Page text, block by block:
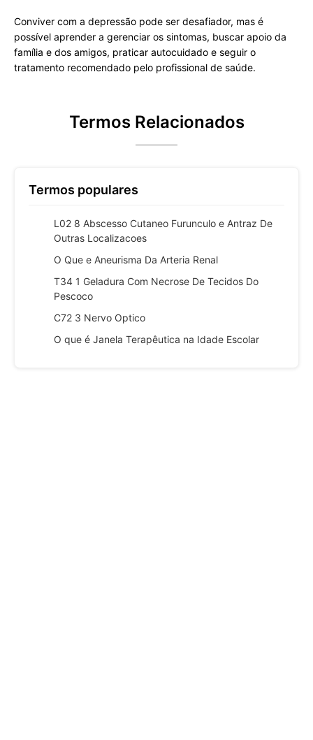
Conviver com a depressão pode ser desafiador, mas é
possível aprender a gerenciar os sintomas, buscar apoio da
família e dos amigos, praticar autocuidado e seguir o
tratamento recomendado pelo profissional de saúde.
Termos Relacionados
Termos populares
L02 8 Abscesso Cutaneo Furunculo e Antraz De
Outras Localizacoes
O Que e Aneurisma Da Arteria Renal
T34 1 Geladura Com Necrose De Tecidos Do
Pescoco
C72 3 Nervo Optico
O que é Janela Terapêutica na Idade Escolar